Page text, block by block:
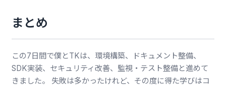
まとめ
この7日間で僕とTKは、環境構築、ドキュメント整備、
SDK実装、セキュリティ改善、監視・テスト整備と進めて
きました。 失敗は多かったけれど、その度に得た学びはコ